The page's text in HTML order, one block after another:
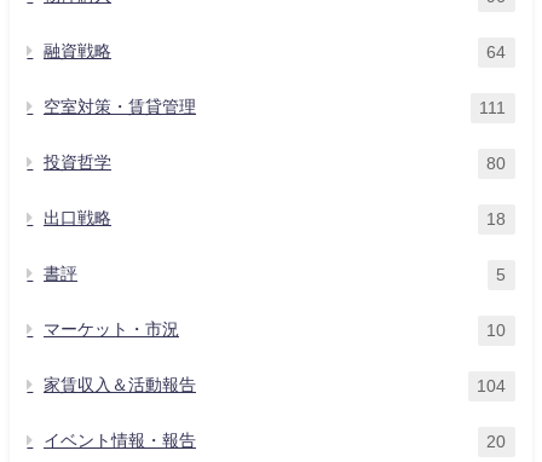
融資戦略 64
空室対策・賃貸管理 111
投資哲学 80
出口戦略 18
書評 5
マーケット・市況 10
家賃収入＆活動報告 104
イベント情報・報告 20